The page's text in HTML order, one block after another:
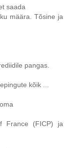
saada
määra. Tõsine ja
pangas.
kõik ...
France (FICP) ja